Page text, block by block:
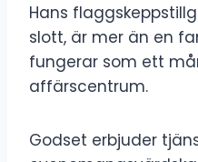
Hans
slott, är mer än en
fungerar som ett
affärscentrum.
Godset erbjuder